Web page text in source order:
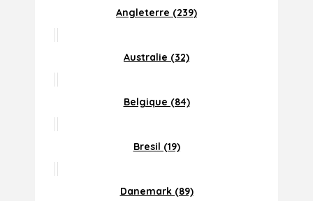
Angleterre (239)
Australie (32)
Belgique (84)
Bresil (19)
Danemark (89)